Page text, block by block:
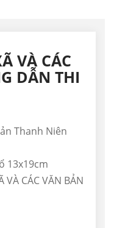
VÀ CÁC
DẪN THI
Thanh Niên
13x19cm
VÀ CÁC VĂN BẢN